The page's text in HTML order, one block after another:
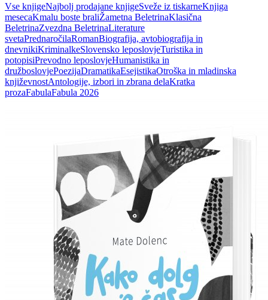
Vse knjigeNajbolj prodajane knjigeSveže iz tiskarneKnjiga
mesecaKmalu boste braliŽametna BeletrinaKlasična
BeletrinaZvezdna BeletrinaLiterature
svetaPrednaročilaRomanBiografija, avtobiografija in
dnevnikiKriminalkeSlovensko leposlovjeTuristika in
potopisiPrevodno leposlovjeHumanistika in
družboslovjePoezijaDramatikaEsejistikaOtroška in mladinska
književnostAntologije, izbori in zbrana delaKratka
prozaFabulaFabula 2026